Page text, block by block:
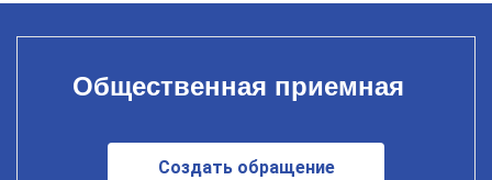
Общественная приемная
Создать обращение